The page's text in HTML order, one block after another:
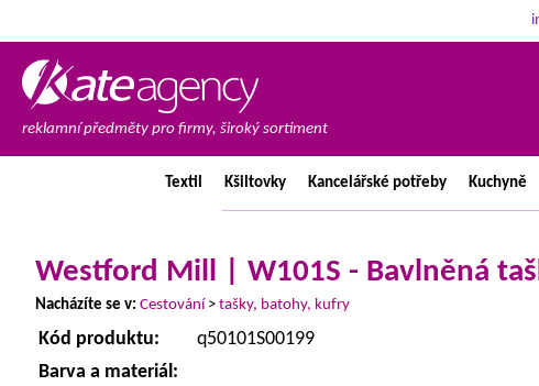
reklamní předměty pro firmy, široký sortiment
Textil Kšiltovky Kancelářské potřeby Kuchyně
Westford Mill | W101S - Bavlněná
Nacházíte se v: Cestování > tašky, batohy, kufry
Kód produktu:
q50101S00199
Barva a materiál: